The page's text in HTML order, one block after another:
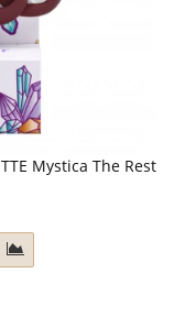
Mystica The Rest